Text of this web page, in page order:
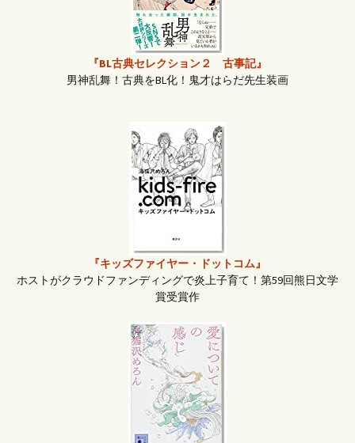
『BL古典セレクション２ 古事記』
男神乱舞！古典をBL化！鬼才はらだ先生装画
『キッズファイヤー・ドットコム』
ホストがクラウドファンディングで炎上子育て！第59回熊日文学
賞受賞作